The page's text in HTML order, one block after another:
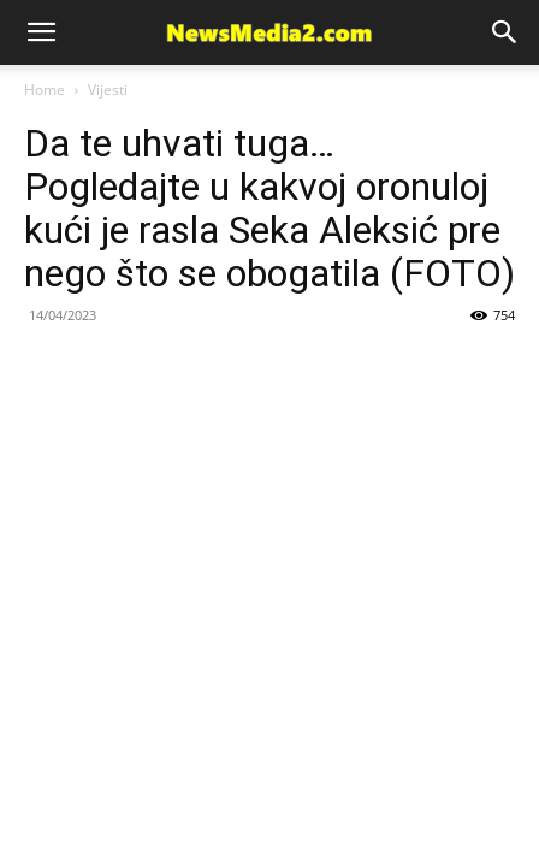
News
Media
Home Vijesti
Da te uhvati tuga…
Pogledajte u kakvoj oronuloj
kući je rasla Seka Aleksić pre
nego što se obogatila (FOTO)
14/04/2023 754